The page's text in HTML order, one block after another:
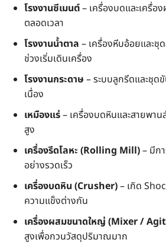
โรงงานซีเมนต์– เครื่องบดและเครื่อ
ตลอดเวลา
โรงงานน้ำตาล – เครื่องหีบอ้อยและชุ
ช่วงเริ่มเดินเครื่อง
โรงงานกระดาษ– ระบบลูกรีดและชุด
เนื่อง
เหมืองแร่– เครื่องบดหินและสายพาน
สูง
เครื่องรีดโลหะ (Rolling Mill)– มีก
อย่างรวดเร็ว
เครื่องบดหิน (Crusher)– เกิด
ความแข็งต่างกัน
เครื่องผสมขนาดใหญ่ (Mixer /
สูงเพื่อกวนวัสดุปริมาณมาก